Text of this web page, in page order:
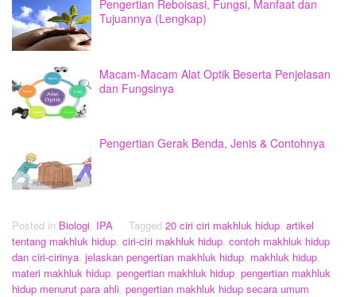
Pengertian Reboisasi, Fungsi, Manfaat dan
Tujuannya (Lengkap)
Macam-Macam Alat Optik Beserta Penjelasan
dan Fungsinya
Pengertian Gerak Benda, Jenis & Contohnya
Posted in Biologi IPA Tagged 20 ciri ciri makhluk hidup artikel
tentang makhluk hidup ciri-ciri makhluk hidup contoh makhluk hidup
dan ciri-cirinya jelaskan pengertian makhluk hidup makhluk hidup
materi makhluk hidup pengertian makhluk hidup pengertian makhluk
hidup menurut para ahli pengertian makhluk hidup secara umum